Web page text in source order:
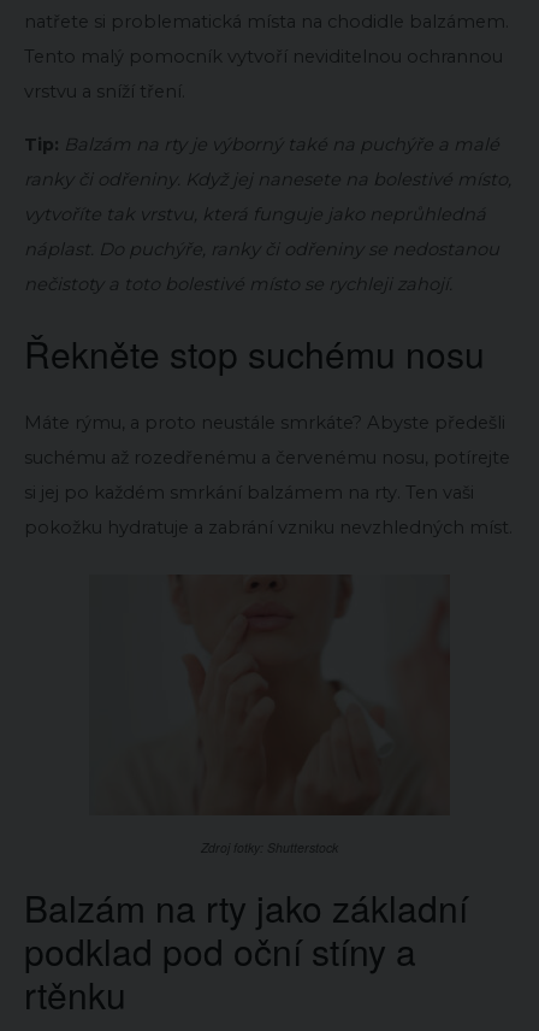
natřete si problematická místa na chodidle balzámem.
Tento malý pomocník vytvoří neviditelnou ochrannou
vrstvu a sníží tření.
Tip: Balzám na rty je výborný také na puchýře a malé
ranky či odřeniny. Když jej nanesete na bolestivé místo,
vytvoříte tak vrstvu, která funguje jako neprůhledná
náplast. Do puchýře, ranky či odřeniny se nedostanou
nečistoty a toto bolestivé místo se rychleji zahojí.
Řekněte stop suchému nosu
Máte rýmu, a proto neustále smrkáte? Abyste předešli
suchému až rozedřenému a červenému nosu, potírejte
si jej po každém smrkání balzámem na rty. Ten vaši
pokožku hydratuje a zabrání vzniku nevzhledných míst.
Zdroj fotky: Shutterstock
Balzám na rty jako základní
podklad pod oční stíny a
rtěnku